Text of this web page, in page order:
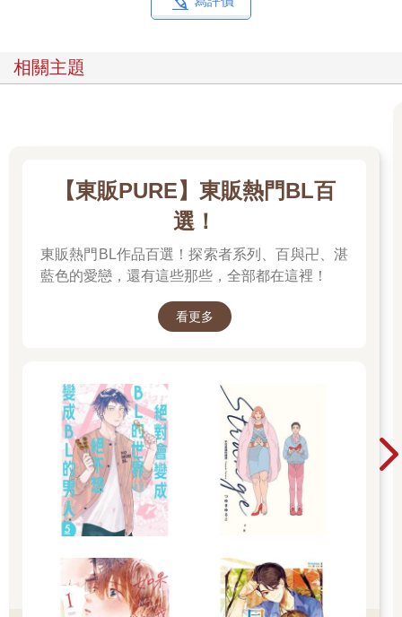
相關主題
【東販PURE】東販熱門BL百
選！
東販熱門BL作品百選！探索者系列、百與卍、湛
藍色的愛戀，還有這些那些，全部都在這裡！
看更多